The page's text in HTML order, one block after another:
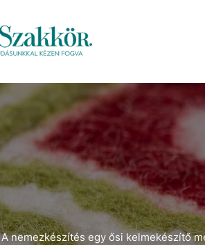
A nemezkészítés egy ősi kelmekészítő